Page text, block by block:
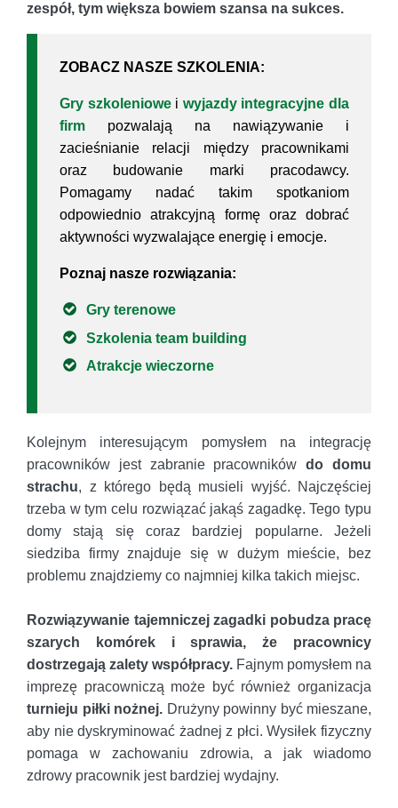
zespół, tym większa bowiem szansa na sukces.
ZOBACZ NASZE SZKOLENIA:
Gry szkoleniowei wyjazdy integracyjne dla
firm pozwalają na nawiązywanie i
zacieśnianie relacji między pracownikami
oraz budowanie marki pracodawcy.
Pomagamy nadać takim spotkaniom
odpowiednio atrakcyjną formę oraz dobrać
aktywności wyzwalające energię i emocje.
Poznaj nasze rozwiązania:
Gry terenowe
Szkolenia team building
Atrakcje wieczorne
Kolejnym interesującym pomysłem na integrację
pracowników jest zabranie pracownikówdo domu
strachu, z którego będą musieli wyjść. Najczęściej
trzeba w tym celu rozwiązać jakąś zagadkę. Tego typu
domy stają się coraz bardziej popularne. Jeżeli
siedziba firmy znajduje się w dużym mieście, bez
problemu znajdziemy co najmniej kilka takich miejsc.
Rozwiązywanie tajemniczej zagadki pobudza pracę
szarych komórek i sprawia, że pracownicy
dostrzegają zalety współpracy. Fajnym pomysłem na
imprezę pracowniczą może być również organizacja
turnieju piłki nożnej. Drużyny powinny być mieszane,
aby nie dyskryminować żadnej z płci. Wysiłek fizyczny
pomaga w zachowaniu zdrowia, a jak wiadomo
zdrowy pracownik jest bardziej wydajny.